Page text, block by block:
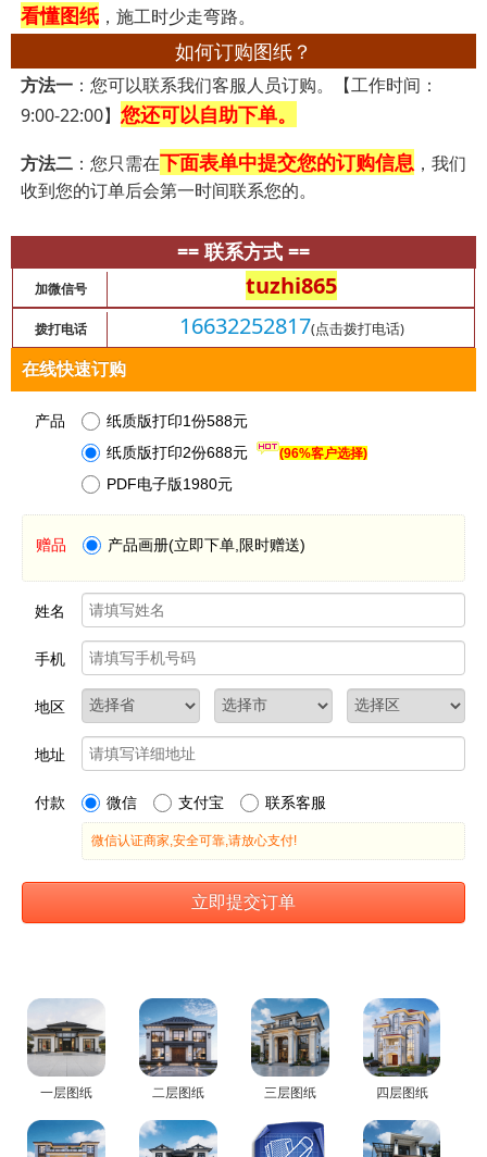
看懂图纸，施工时少走弯路。
如何订购图纸？
方法一：您可以联系我们客服人员订购。【工作时间：
9:00-22:00】 您还可以自助下单。
方法二：您只需在下面表单中提交您的订购信息，我们
收到您的订单后会第一时间联系您的。
== 联系方式 ==
加微信号 tuzhi865
拨打电话 16632252817(点击拨打电话)
一层图纸 二层图纸 三层图纸 四层图纸